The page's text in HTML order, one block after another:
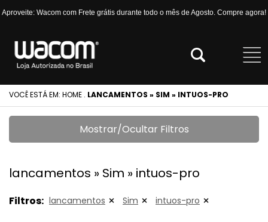
Aproveite: Wacom com Frete grátis durante todo o mês de Agosto. Compre agora!
VOCÊ ESTÁ EM: HOME . LANCAMENTOS » SIM » INTUOS-PRO
Mostrar/Ocultar Filtros
lancamentos » Sim » intuos-pro
Filtros: lancamentos Sim intuos-pro